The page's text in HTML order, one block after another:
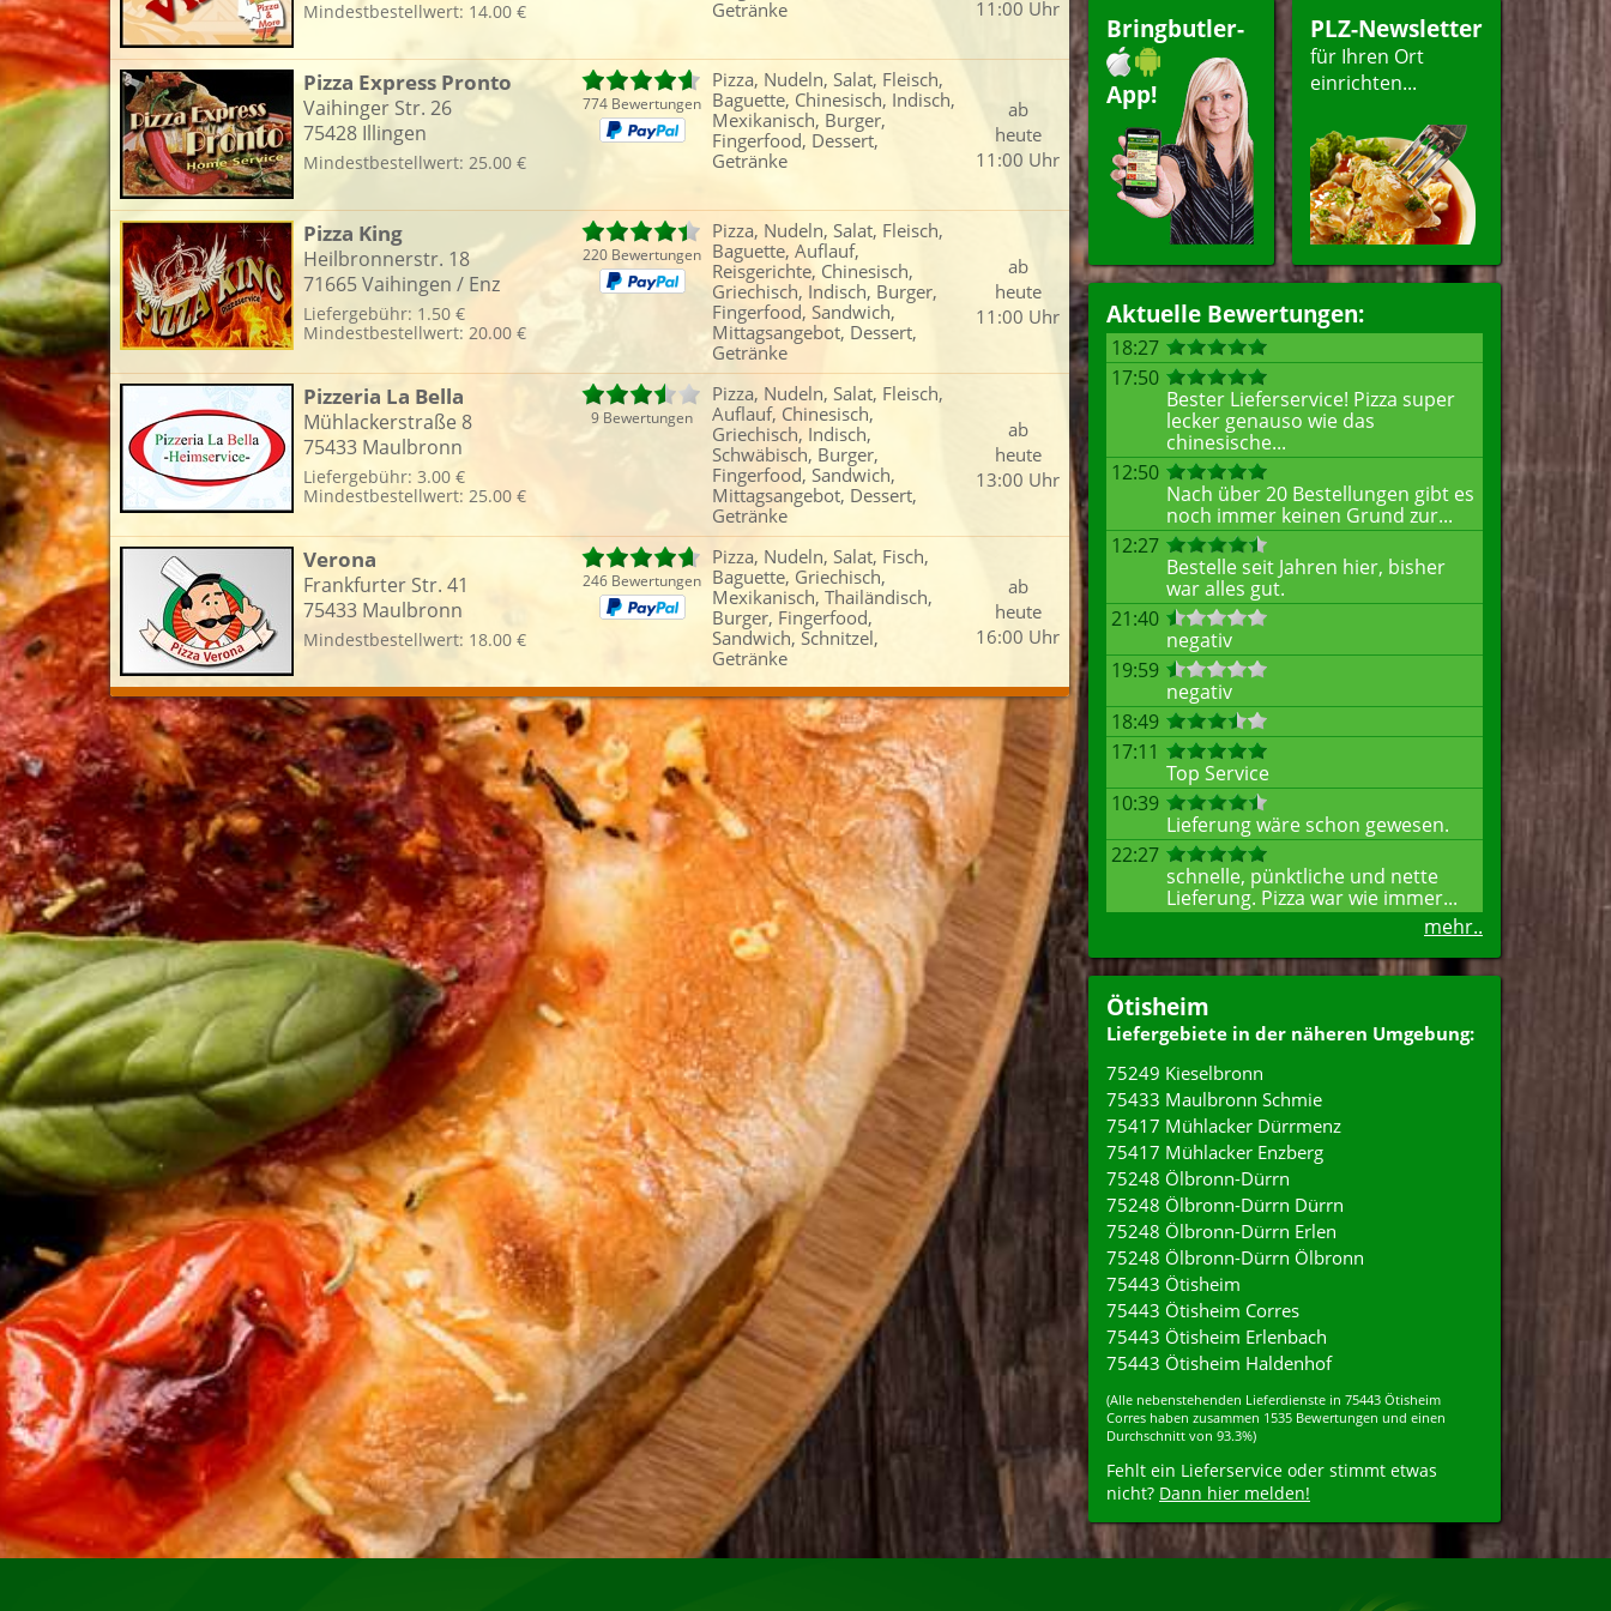
Bringbutler-
App!
PLZ-Newsletter
für Ihren Ort
einrichten...
Aktuelle Bewertungen:
18:27
17:50
Bester Lieferservice! Pizza super
lecker genauso wie das
chinesische...
12:50
Nach über 20 Bestellungen gibt es
noch immer keinen Grund zur...
12:27
Bestelle seit Jahren hier, bisher
war alles gut.
21:40
negativ
19:59
negativ
18:49
17:11
Top Service
10:39
Lieferung wäre schon gewesen.
22:27
schnelle, pünktliche und nette
Lieferung. Pizza war wie immer...
mehr..
Ötisheim
Liefergebiete in der näheren Umgebung:
75249 Kieselbronn
75433 Maulbronn Schmie
75417 Mühlacker Dürrmenz
75417 Mühlacker Enzberg
75248 Ölbronn-Dürrn
75248 Ölbronn-Dürrn Dürrn
75248 Ölbronn-Dürrn Erlen
75248 Ölbronn-Dürrn Ölbronn
75443 Ötisheim
75443 Ötisheim Corres
75443 Ötisheim Erlenbach
75443 Ötisheim Haldenhof
(Alle nebenstehenden Lieferdienste in 75443 Ötisheim
Corres haben zusammen 1535 Bewertungen und einen
Durchschnitt von 93.3%)
Fehlt ein Lieferservice oder stimmt etwas
nicht? Dann hier melden!
Chinesisch
Thailändisch
Mittagsangebot
Dessert
Liefertermin:
für um Uhr bestellen
Mindestbestellwert: 14.00 €
Getränke
11:00 Uhr
Pizza Express Pronto
Vaihinger Str. 26
75428 Illingen
Mindestbestellwert: 25.00 €
774 Bewertungen
Pizza, Nudeln, Salat, Fleisch,
Baguette, Chinesisch, Indisch,
Mexikanisch, Burger,
Fingerfood, Dessert,
Getränke
ab
heute
11:00 Uhr
Pizza King
Heilbronnerstr. 18
71665 Vaihingen / Enz
Liefergebühr: 1.50 €
Mindestbestellwert: 20.00 €
220 Bewertungen
Pizza, Nudeln, Salat, Fleisch,
Baguette, Auflauf,
Reisgerichte, Chinesisch,
Griechisch, Indisch, Burger,
Fingerfood, Sandwich,
Mittagsangebot, Dessert,
Getränke
ab
heute
11:00 Uhr
Pizzeria La Bella
Mühlackerstraße 8
75433 Maulbronn
Liefergebühr: 3.00 €
Mindestbestellwert: 25.00 €
9 Bewertungen
Pizza, Nudeln, Salat, Fleisch,
Auflauf, Chinesisch,
Griechisch, Indisch,
Schwäbisch, Burger,
Fingerfood, Sandwich,
Mittagsangebot, Dessert,
Getränke
ab
heute
13:00 Uhr
Verona
Frankfurter Str. 41
75433 Maulbronn
Mindestbestellwert: 18.00 €
246 Bewertungen
Pizza, Nudeln, Salat, Fisch,
Baguette, Griechisch,
Mexikanisch, Thailändisch,
Burger, Fingerfood,
Sandwich, Schnitzel,
Getränke
ab
heute
16:00 Uhr